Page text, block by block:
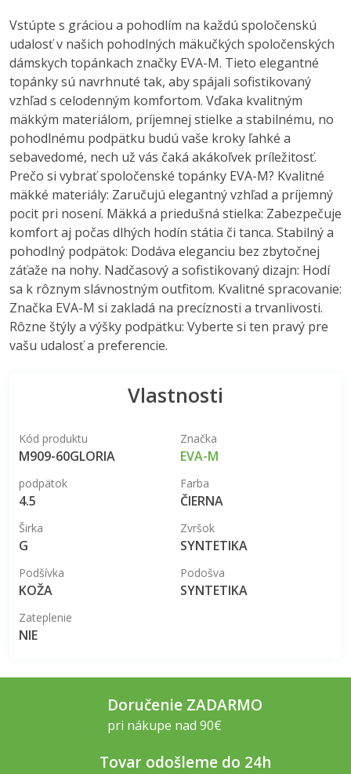
Vstúpte s gráciou a pohodlím na každú spoločenskú
udalosť v našich pohodlných mäkučkých spoločenských
dámskych topánkach značky EVA-M. Tieto elegantné
topánky sú navrhnuté tak, aby spájali sofistikovaný
vzhľad s celodenným komfortom. Vďaka kvalitným
mäkkým materiálom, príjemnej stielke a stabilnému, no
pohodlnému podpätku budú vaše kroky ľahké a
sebavedomé, nech už vás čaká akákoľvek príležitosť.
Prečo si vybrať spoločenské topánky EVA-M? Kvalitné
mäkké materiály: Zaručujú elegantný vzhľad a príjemný
pocit pri nosení. Mäkká a priedušná stielka: Zabezpečuje
komfort aj počas dlhých hodín státia či tanca. Stabilný a
pohodlný podpätok: Dodáva eleganciu bez zbytočnej
záťaže na nohy. Nadčasový a sofistikovaný dizajn: Hodí
sa k rôznym slávnostným outfitom. Kvalitné spracovanie:
Značka EVA-M si zakladá na precíznosti a trvanlivosti.
Rôzne štýly a výšky podpätku: Vyberte si ten pravý pre
vašu udalosť a preferencie.
Vlastnosti
Kód produktu
M909-60GLORIA
Značka
EVA-M
podpätok
4.5
Farba
ČIERNA
Širka
G
Zvršok
SYNTETIKA
Podšívka
KOŽA
Podošva
SYNTETIKA
Zateplenie
NIE
Doručenie ZADARMO
pri nákupe nad 90€
Tovar odošleme do 24h